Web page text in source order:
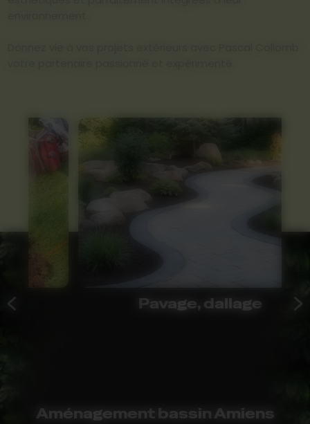
Pavage, dallage
Aménagement bassin Amiens